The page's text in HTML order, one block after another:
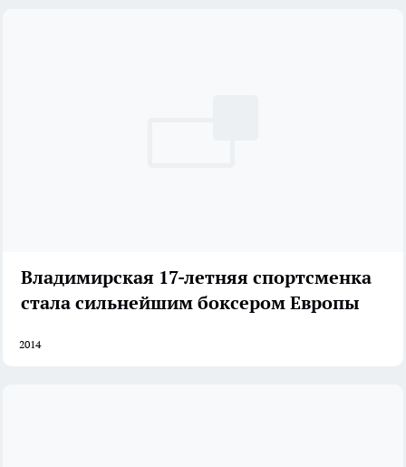
Владимирская 17-летняя спортсменка
стала сильнейшим боксером Европы
2014